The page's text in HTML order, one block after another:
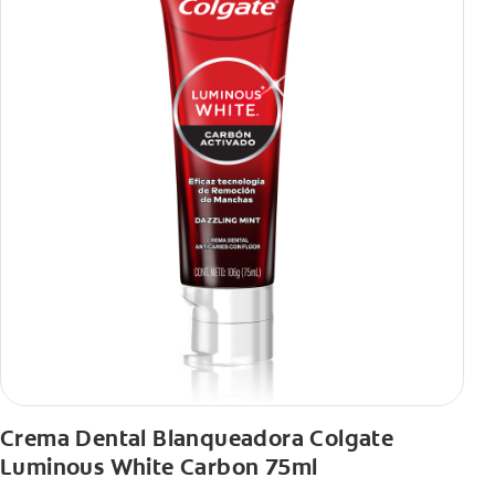
Crema Dental Blanqueadora Colgate
Luminous White Carbon 75ml